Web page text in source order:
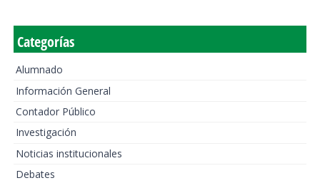
Categorías
Alumnado
Información General
Contador Público
Investigación
Noticias institucionales
Debates